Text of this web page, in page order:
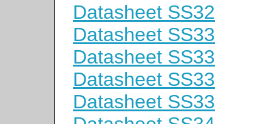
Datasheet SS32
Datasheet SS33
Datasheet SS33
Datasheet SS33
Datasheet SS33